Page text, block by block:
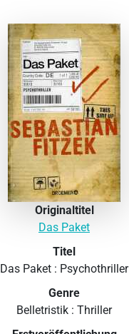
Originaltitel
Das Paket
Titel
Das Paket : Psychothriller
Genre
Belletristik : Thriller